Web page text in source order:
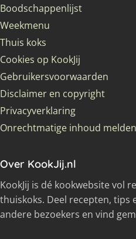
Boodschappenlijst
Weekmenu
Thuis koks
Cookies op KookJij
Gebruikersvoorwaarden
Disclaimer en copyright
Privacyverklaring
Onrechtmatige inhoud melden
Over KookJij.nl
KookJij is dé kookwebsite vol
thuiskoks. Deel recepten, tips
andere bezoekers en vind